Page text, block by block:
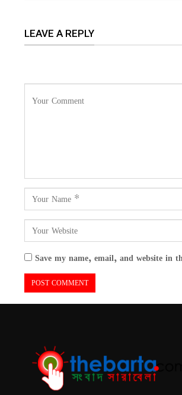
LEAVE A REPLY
Save my name, email, and website in